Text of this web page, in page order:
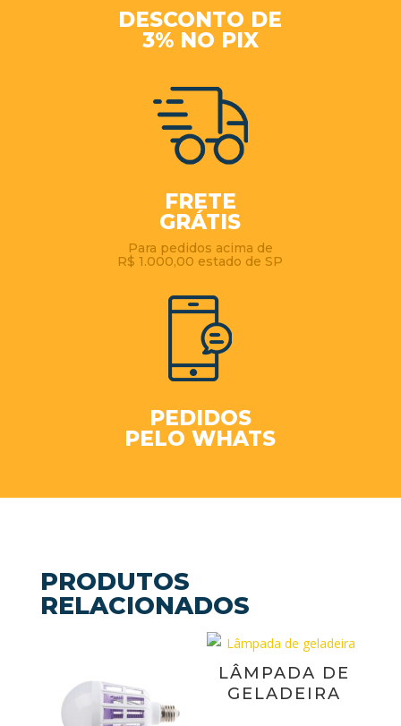
DESCONTO DE
3% NO PIX
FRETE
GRÁTIS
Para pedidos acima de
R$ 1.000,00 estado de SP
PEDIDOS
PELO WHATS
PRODUTOS
RELACIONADOS
LÂMPADA DE
GELADEIRA